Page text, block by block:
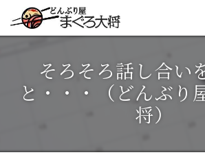
そろそろ話し合い
と・・・（どんぶり
将）